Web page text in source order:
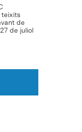
teixits
de
27 de juliol